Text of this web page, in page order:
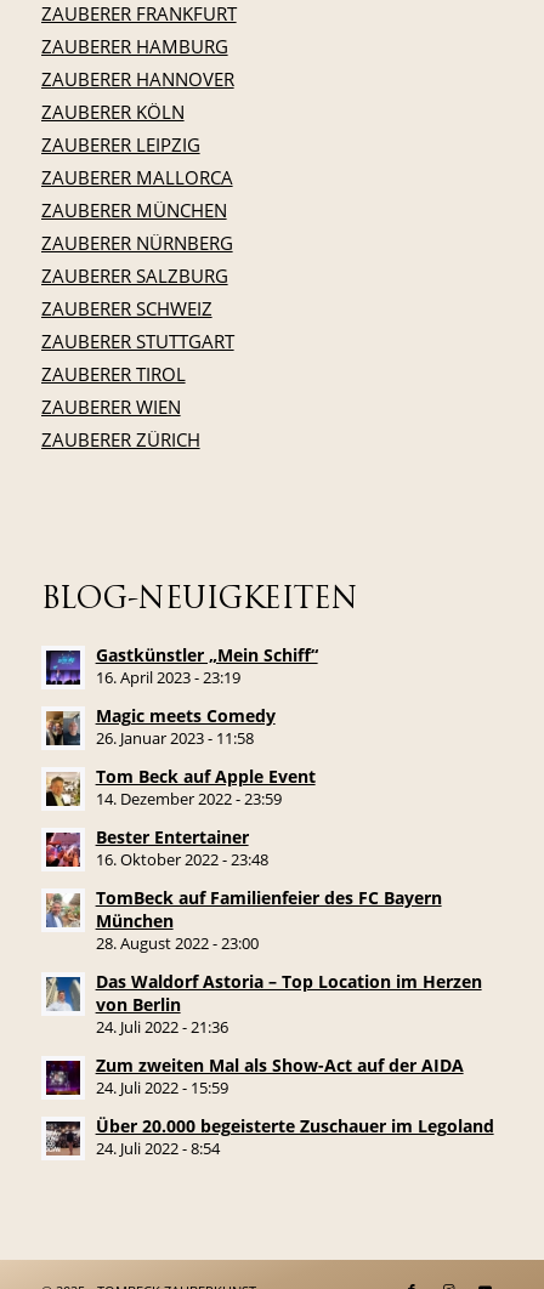
ZAUBERER FRANKFURT
ZAUBERER HAMBURG
ZAUBERER HANNOVER
ZAUBERER KÖLN
ZAUBERER LEIPZIG
ZAUBERER MALLORCA
ZAUBERER MÜNCHEN
ZAUBERER NÜRNBERG
ZAUBERER SALZBURG
ZAUBERER SCHWEIZ
ZAUBERER STUTTGART
ZAUBERER TIROL
ZAUBERER WIEN
ZAUBERER ZÜRICH
BLOG-NEUIGKEITEN
Gastkünstler „Mein Schiff“
16. April 2023 - 23:19
Magic meets Comedy
26. Januar 2023 - 11:58
Tom Beck auf Apple Event
14. Dezember 2022 - 23:59
Bester Entertainer
16. Oktober 2022 - 23:48
TomBeck auf Familienfeier des FC Bayern
München
28. August 2022 - 23:00
Das Waldorf Astoria – Top Location im Herzen
von Berlin
24. Juli 2022 - 21:36
Zum zweiten Mal als Show-Act auf der AIDA
24. Juli 2022 - 15:59
Über 20.000 begeisterte Zuschauer im Legoland
24. Juli 2022 - 8:54